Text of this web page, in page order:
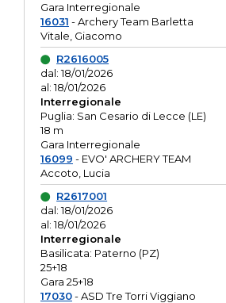
Gara Interregionale
16031 - Archery Team Barletta
Vitale, Giacomo
R2616005
dal: 18/01/2026
al: 18/01/2026
Interregionale
Puglia: San Cesario di Lecce (LE)
18 m
Gara Interregionale
16099 - EVO' ARCHERY TEAM
Accoto, Lucia
R2617001
dal: 18/01/2026
al: 18/01/2026
Interregionale
Basilicata: Paterno (PZ)
25+18
Gara 25+18
17030- ASD Tre Torri Viggiano